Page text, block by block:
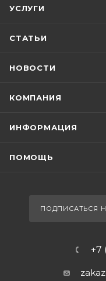
УСЛУГИ
СТАТЬИ
НОВОСТИ
КОМПАНИЯ
ИНФОРМАЦИЯ
ПОМОЩЬ
ПОДПИСАТЬСЯ
+7